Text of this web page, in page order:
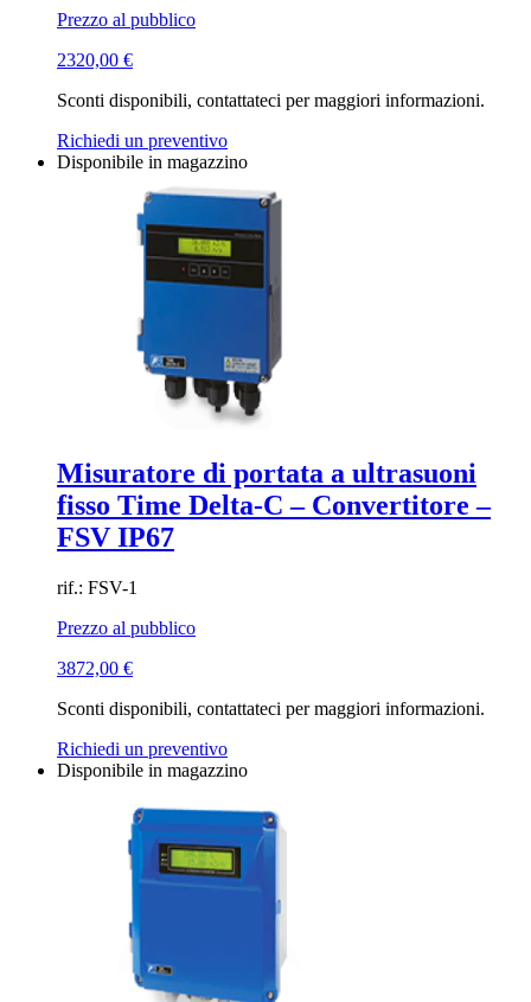
Prezzo al pubblico
2320,00 €
Sconti disponibili, contattateci per maggiori informazioni.
Richiedi un preventivo
Disponibile in magazzino
Misuratore di portata a ultrasuoni
fisso Time Delta-C – Convertitore –
FSV IP67
rif.: FSV-1
Prezzo al pubblico
3872,00 €
Sconti disponibili, contattateci per maggiori informazioni.
Richiedi un preventivo
Disponibile in magazzino